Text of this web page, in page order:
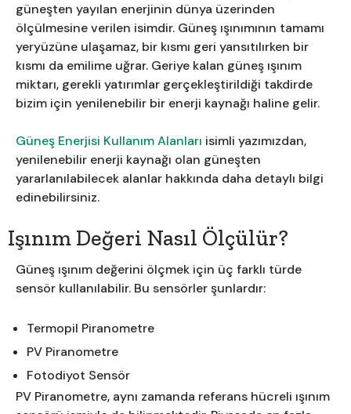
güneşten yayılan enerjinin dünya üzerinden
ölçülmesine verilen isimdir. Güneş ışınımının tamamı
yeryüzüne ulaşamaz, bir kısmı geri yansıtılırken bir
kısmı da emilime uğrar. Geriye kalan güneş ışınım
miktarı, gerekli yatırımlar gerçekleştirildiği takdirde
bizim için yenilenebilir bir enerji kaynağı haline gelir.
Güneş Enerjisi Kullanım Alanları isimli yazımızdan,
yenilenebilir enerji kaynağı olan güneşten
yararlanılabilecek alanlar hakkında daha detaylı bilgi
edinebilirsiniz.
Işınım Değeri Nasıl Ölçülür?
Güneş ışınım değerini ölçmek için üç farklı türde
sensör kullanılabilir. Bu sensörler şunlardır:
Termopil Piranometre
PV Piranometre
Fotodiyot Sensör
PV Piranometre, aynı zamanda referans hücreli ışınım